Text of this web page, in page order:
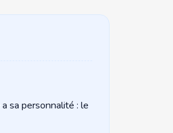
sa personnalité : le